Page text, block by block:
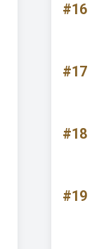
#16
#17
#18
#19